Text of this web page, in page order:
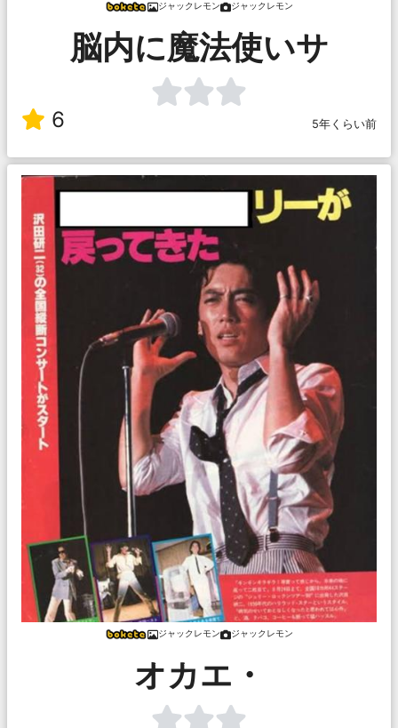
ジャックレモン ジャックレモン
脳内に魔法使いサ
6 5年くらい前
ジャックレモン ジャックレモン
オカエ・